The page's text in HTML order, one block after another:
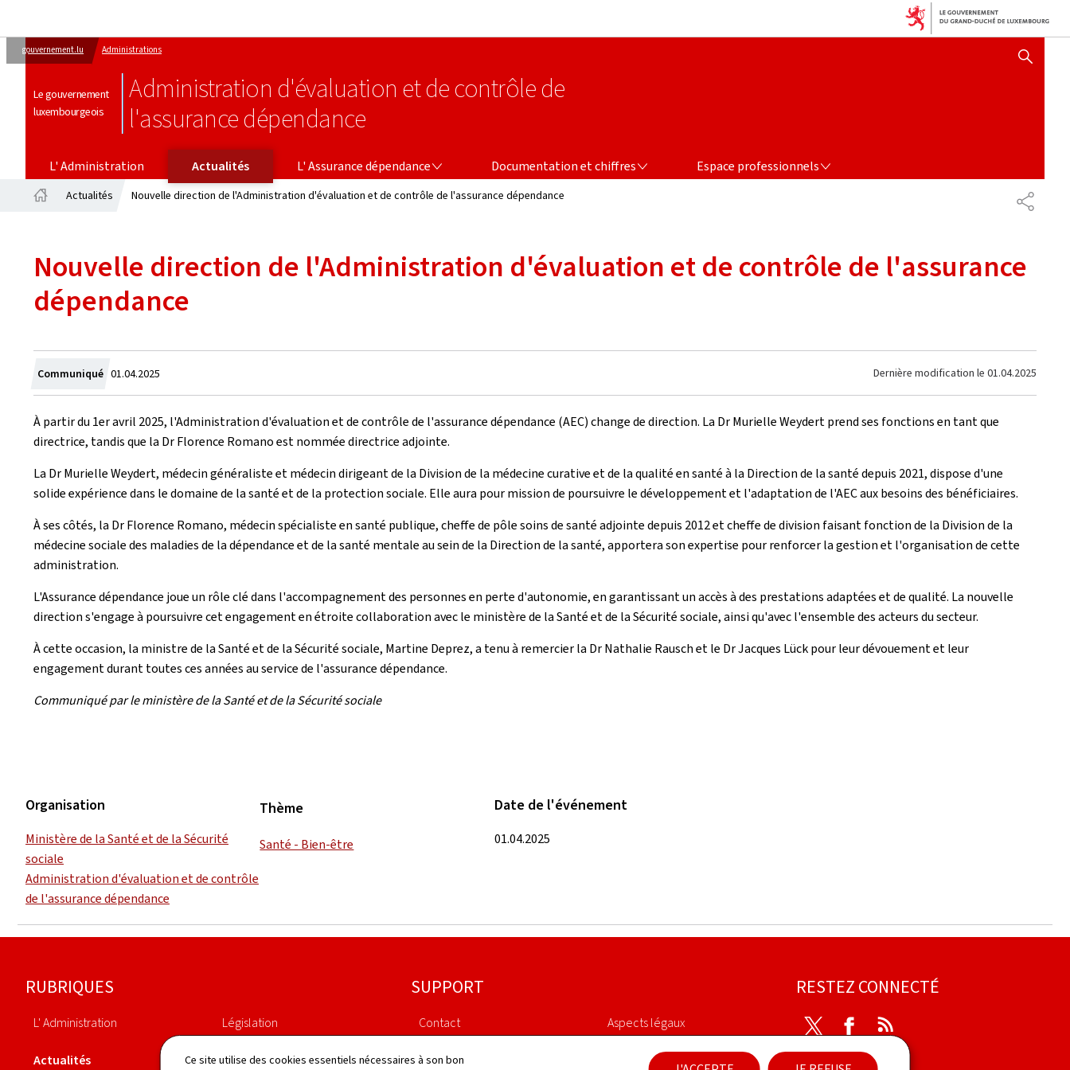
Ce site utilise des cookies essentiels nécessaires à son bon
gouvernement.lu Administrations
Le gouvernement
luxembourgeois
Administration d'évaluation et de contrôle de
l'assurance dépendance
AFFICHER / MASQUER
L' Administration Actualités L' Assurance dépendance Documentation et chiffres Espace professionnels
Actualités Nouvelle direction de l'Administration d'évaluation et de contrôle de l'assurance dépendance
Nouvelle direction de l'Administration d'évaluation et de contrôle de l'assurance
dépendance
Communiqué Crée
le
01.04.2025 Dernière modification le 01.04.2025
À partir du 1er avril 2025, l'Administration d'évaluation et de contrôle de l'assurance dépendance (AEC) change de direction. La Dr Murielle Weydert prend ses fonctions en tant que
directrice, tandis que la Dr Florence Romano est nommée directrice adjointe.
La Dr Murielle Weydert, médecin généraliste et médecin dirigeant de la Division de la médecine curative et de la qualité en santé à la Direction de la santé depuis 2021, dispose d'une
solide expérience dans le domaine de la santé et de la protection sociale. Elle aura pour mission de poursuivre le développement et l'adaptation de l'AEC aux besoins des bénéficiaires.
À ses côtés, la Dr Florence Romano, médecin spécialiste en santé publique, cheffe de pôle soins de santé adjointe depuis 2012 et cheffe de division faisant fonction de la Division de la
médecine sociale des maladies de la dépendance et de la santé mentale au sein de la Direction de la santé, apportera son expertise pour renforcer la gestion et l'organisation de cette
administration.
L'Assurance dépendance joue un rôle clé dans l'accompagnement des personnes en perte d'autonomie, en garantissant un accès à des prestations adaptées et de qualité. La nouvelle
direction s'engage à poursuivre cet engagement en étroite collaboration avec le ministère de la Santé et de la Sécurité sociale, ainsi qu'avec l'ensemble des acteurs du secteur.
À cette occasion, la ministre de la Santé et de la Sécurité sociale, Martine Deprez, a tenu à remercier la Dr Nathalie Rausch et le Dr Jacques Lück pour leur dévouement et leur
engagement durant toutes ces années au service de l'assurance dépendance.
Communiqué par le ministère de la Santé et de la Sécurité sociale
Organisation
Ministère de la Santé et de la Sécurité
sociale
Administration d'évaluation et de contrôle
de l'assurance dépendance
Thème
Santé - Bien-être
Date de l'événement
01.04.2025
Pied
de
RUBRIQUES
L' Administration
Actualités
Législation
Annuaire
SUPPORT
Contact
Plan du site
Aspects légaux
Déclaration d'accessibilité
RESTEZ CONNECTÉ
Twitter Facebook